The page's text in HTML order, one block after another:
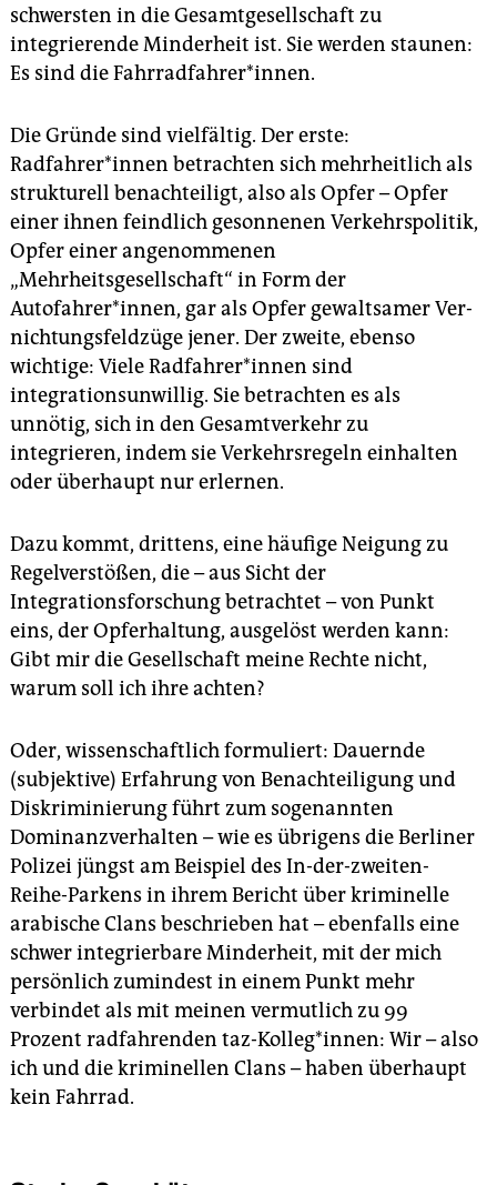
epaper login
schwersten in die Gesamtgesellschaft zu
integrierende Minderheit ist. Sie werden staunen:
Es sind die Fahrradfahrer*innen.
Die Gründe sind vielfältig. Der erste:
Radfahrer*innen betrachten sich mehrheitlich als
strukturell benachteiligt, also als Opfer – Opfer
einer ihnen feindlich gesonnenen Verkehrspolitik,
Opfer einer angenommenen
„Mehrheitsgesellschaft“ in Form der
Autofahrer*innen, gar als Opfer gewaltsamer Ver­
nich­tungs­feldzüge jener. Der zweite, ebenso
wichtige: Viele Rad­fah­re­r*innen sind
integrationsunwillig. Sie betrachten es als
unnötig, sich in den Gesamtverkehr zu
integrieren, indem sie Verkehrsregeln einhalten
oder überhaupt nur erlernen.
Dazu kommt, drittens, eine häufige Neigung zu
Regelverstößen, die – aus Sicht der
Integrationsforschung betrachtet – von Punkt
eins, der Opferhaltung, ausgelöst werden kann:
Gibt mir die Gesellschaft meine Rechte nicht,
warum soll ich ihre achten?
Oder, wissenschaftlich formuliert: Dauernde
(subjektive) Erfahrung von Benachteiligung und
Diskriminierung führt zum sogenannten
Dominanzverhalten – wie es übrigens die Berliner
Polizei jüngst am Beispiel des In-der-zweiten-
Reihe-Parkens in ihrem Bericht über kriminelle
arabische Clans beschrieben hat – ebenfalls eine
schwer integrierbare Minderheit, mit der mich
persönlich zumindest in einem Punkt mehr
verbindet als mit meinen vermutlich zu 99
Prozent radfahrenden taz-Kolleg*innen: Wir – also
ich und die kriminellen Clans – haben überhaupt
kein Fahrrad.